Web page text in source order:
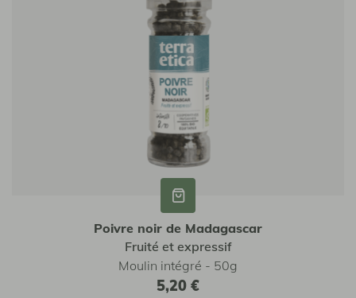
Poivre noir de Madagascar
Fruité et expressif
Moulin intégré - 50g
5,20 €